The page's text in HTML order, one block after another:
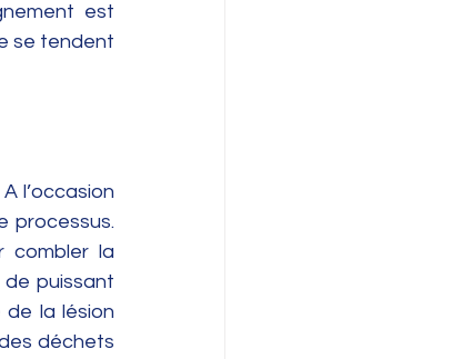
est
se tendent
l’occasion
processus.
combler la
puissant
de la lésion
déchets